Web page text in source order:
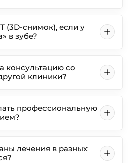
(3D-снимок), если у
в зубе?
консультацию со
клиники?
профессиональную
лечения в разных